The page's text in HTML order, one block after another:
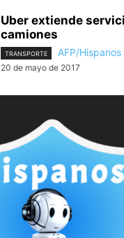
Uber extiende
camiones
TRANSPORTE AFP/Hispanos
20 de mayo de 2017